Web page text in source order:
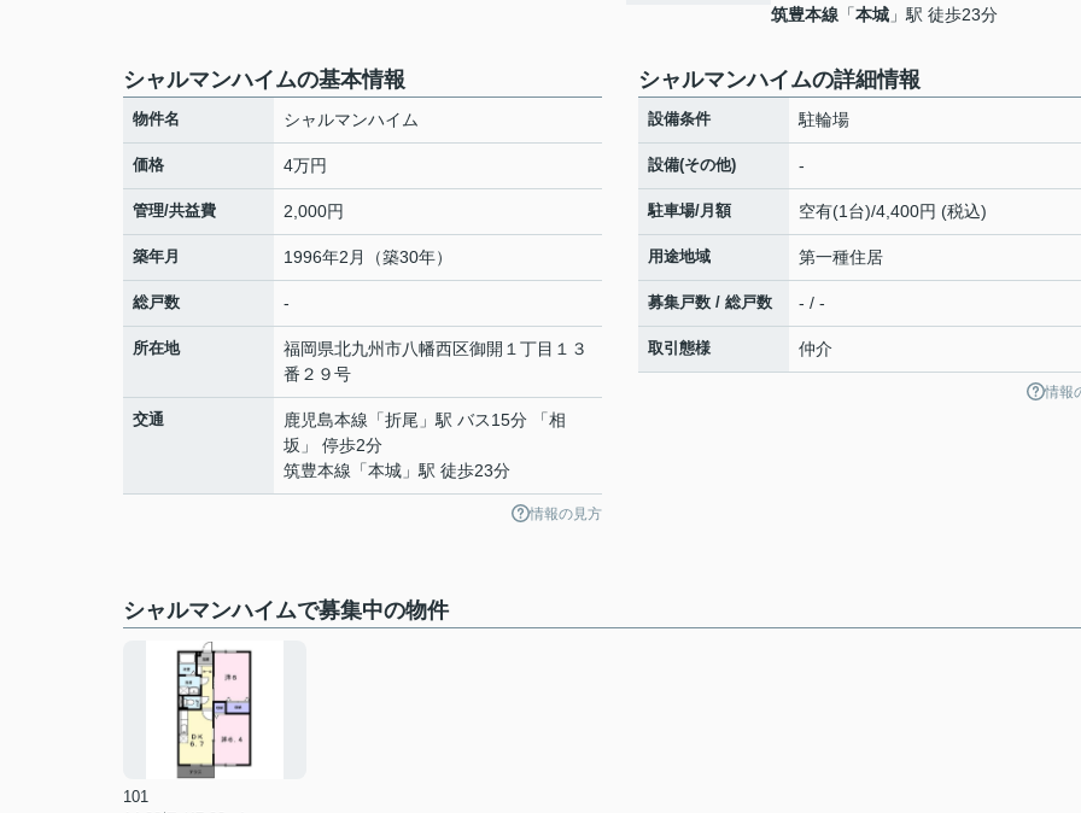
筑豊本線 「本城 」駅 徒歩23分
シャルマンハイムの基本情報
物件名 シャルマンハイム
価格 4万円
管理/共益費 2,000円
築年月 1996年2月（築30年）
総戸数 -
所在地 福岡県北九州市八幡西区御開 １丁目１３
番２９号
交通 鹿児島本線 「折尾 」駅 バス15分 「相
坂」 停歩2分
筑豊本線 「本城 」駅 徒歩23分
情報の見方
シャルマンハイムの詳細情報
設備条件 駐輪場
設備(その他) -
駐車場/月額 空有(1台)/4,400円 (税込)
用途地域 第一種住居
募集戸数 / 総戸数 - / -
取引態様 仲介
情報
シャルマンハイムで募集中の物件
101